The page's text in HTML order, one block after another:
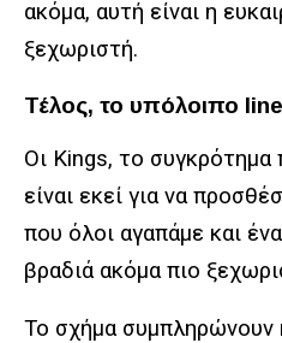
ακόμα, αυτή είναι η
ξεχωριστή.
Τέλος, το υπόλοιπο
Οι Kings, το συγκρότημα
είναι εκεί για να
που όλοι αγαπάμε και ένα
βραδιά ακόμα πιο
Το σχήμα συμπληρώνουν